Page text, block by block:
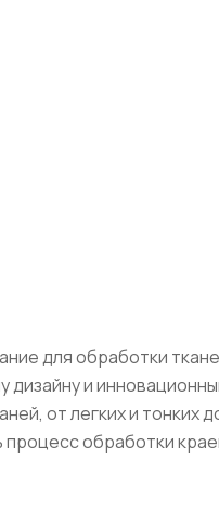
для обработки
и
от легких и тонких
обработки